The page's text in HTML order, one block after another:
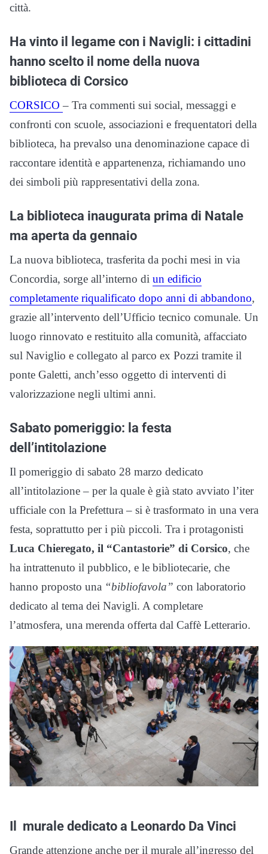
città.
Ha vinto il legame con i Navigli: i cittadini
hanno scelto il nome della nuova
biblioteca di Corsico
CORSICO– Tra commenti sui social, messaggi e
confronti con scuole, associazioni e frequentatori della
biblioteca, ha prevalso una denominazione capace di
raccontare identità e appartenenza, richiamando uno
dei simboli più rappresentativi della zona.
La biblioteca inaugurata prima di Natale
ma aperta da gennaio
La nuova biblioteca, trasferita da pochi mesi in via
Concordia, sorge all’interno di un edificio
completamente riqualificato dopo anni di abbandono,
grazie all’intervento dell’Ufficio tecnico comunale. Un
luogo rinnovato e restituito alla comunità, affacciato
sul Naviglio e collegato al parco ex Pozzi tramite il
ponte Galetti, anch’esso oggetto di interventi di
valorizzazione negli ultimi anni.
Sabato pomeriggio: la festa
dell’intitolazione
Il pomeriggio di sabato 28 marzo dedicato
all’intitolazione – per la quale è già stato avviato l’iter
ufficiale con la Prefettura – si è trasformato in una vera
festa, soprattutto per i più piccoli. Tra i protagonisti
Luca Chieregato, il “Cantastorie” di Corsico, che
ha intrattenuto il pubblico, e le bibliotecarie, che
hanno proposto una “bibliofavola” con laboratorio
dedicato al tema dei Navigli. A completare
l’atmosfera, una merenda offerta dal Caffè Letterario.
Il murale dedicato a Leonardo Da Vinci
Grande attenzione anche per il murale all’ingresso del